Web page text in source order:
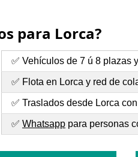
para Lorca?
✅ Vehículos de 7 ú 8 plazas
✅ Flota en Lorca y red de
✅ Traslados desde Lorca
✅ Whatsapppara personas